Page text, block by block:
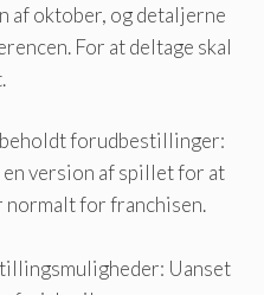
af ​​oktober, og detaljerne
For at deltage skal
forudbestillinger:
version af spillet for at
normalt for franchisen.
Uanset